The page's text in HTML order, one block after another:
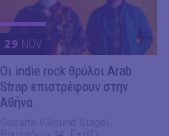
29 NOV
Οι indie rock θρύλοι Arab
Strap επιστρέφουν στην
Αθήνα